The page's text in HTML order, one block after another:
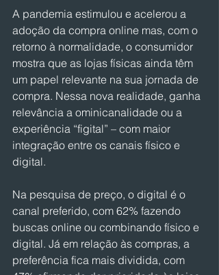
A pandemia estimulou e acelerou a
adoção da compra online mas, com o
retorno à normalidade, o consumidor
mostra que as lojas físicas ainda têm
um papel relevante na sua jornada de
compra. Nessa nova realidade, ganha
relevância a ominicanalidade ou a
experiência “figital” – com maior
integração entre os canais físico e
digital.
Na pesquisa de preço, o digital é o
canal preferido, com 62% fazendo
buscas online ou combinando físico e
digital. Já em relação às compras, a
preferência fica mais dividida, com